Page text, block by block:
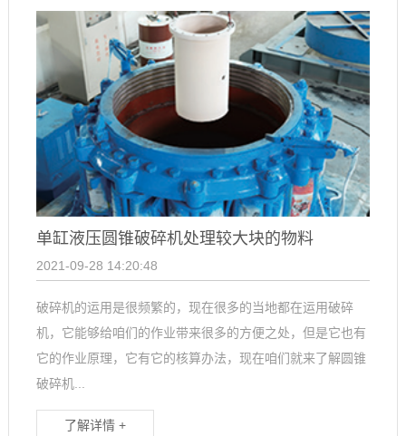
单缸液压圆锥破碎机处理较大块的物料
2021-09-28 14:20:48
破碎机的运用是很频繁的，现在很多的当地都在运用破碎
机，它能够给咱们的作业带来很多的方便之处，但是它也有
它的作业原理，它有它的核算办法，现在咱们就来了解圆锥
破碎机...
了解详情 +